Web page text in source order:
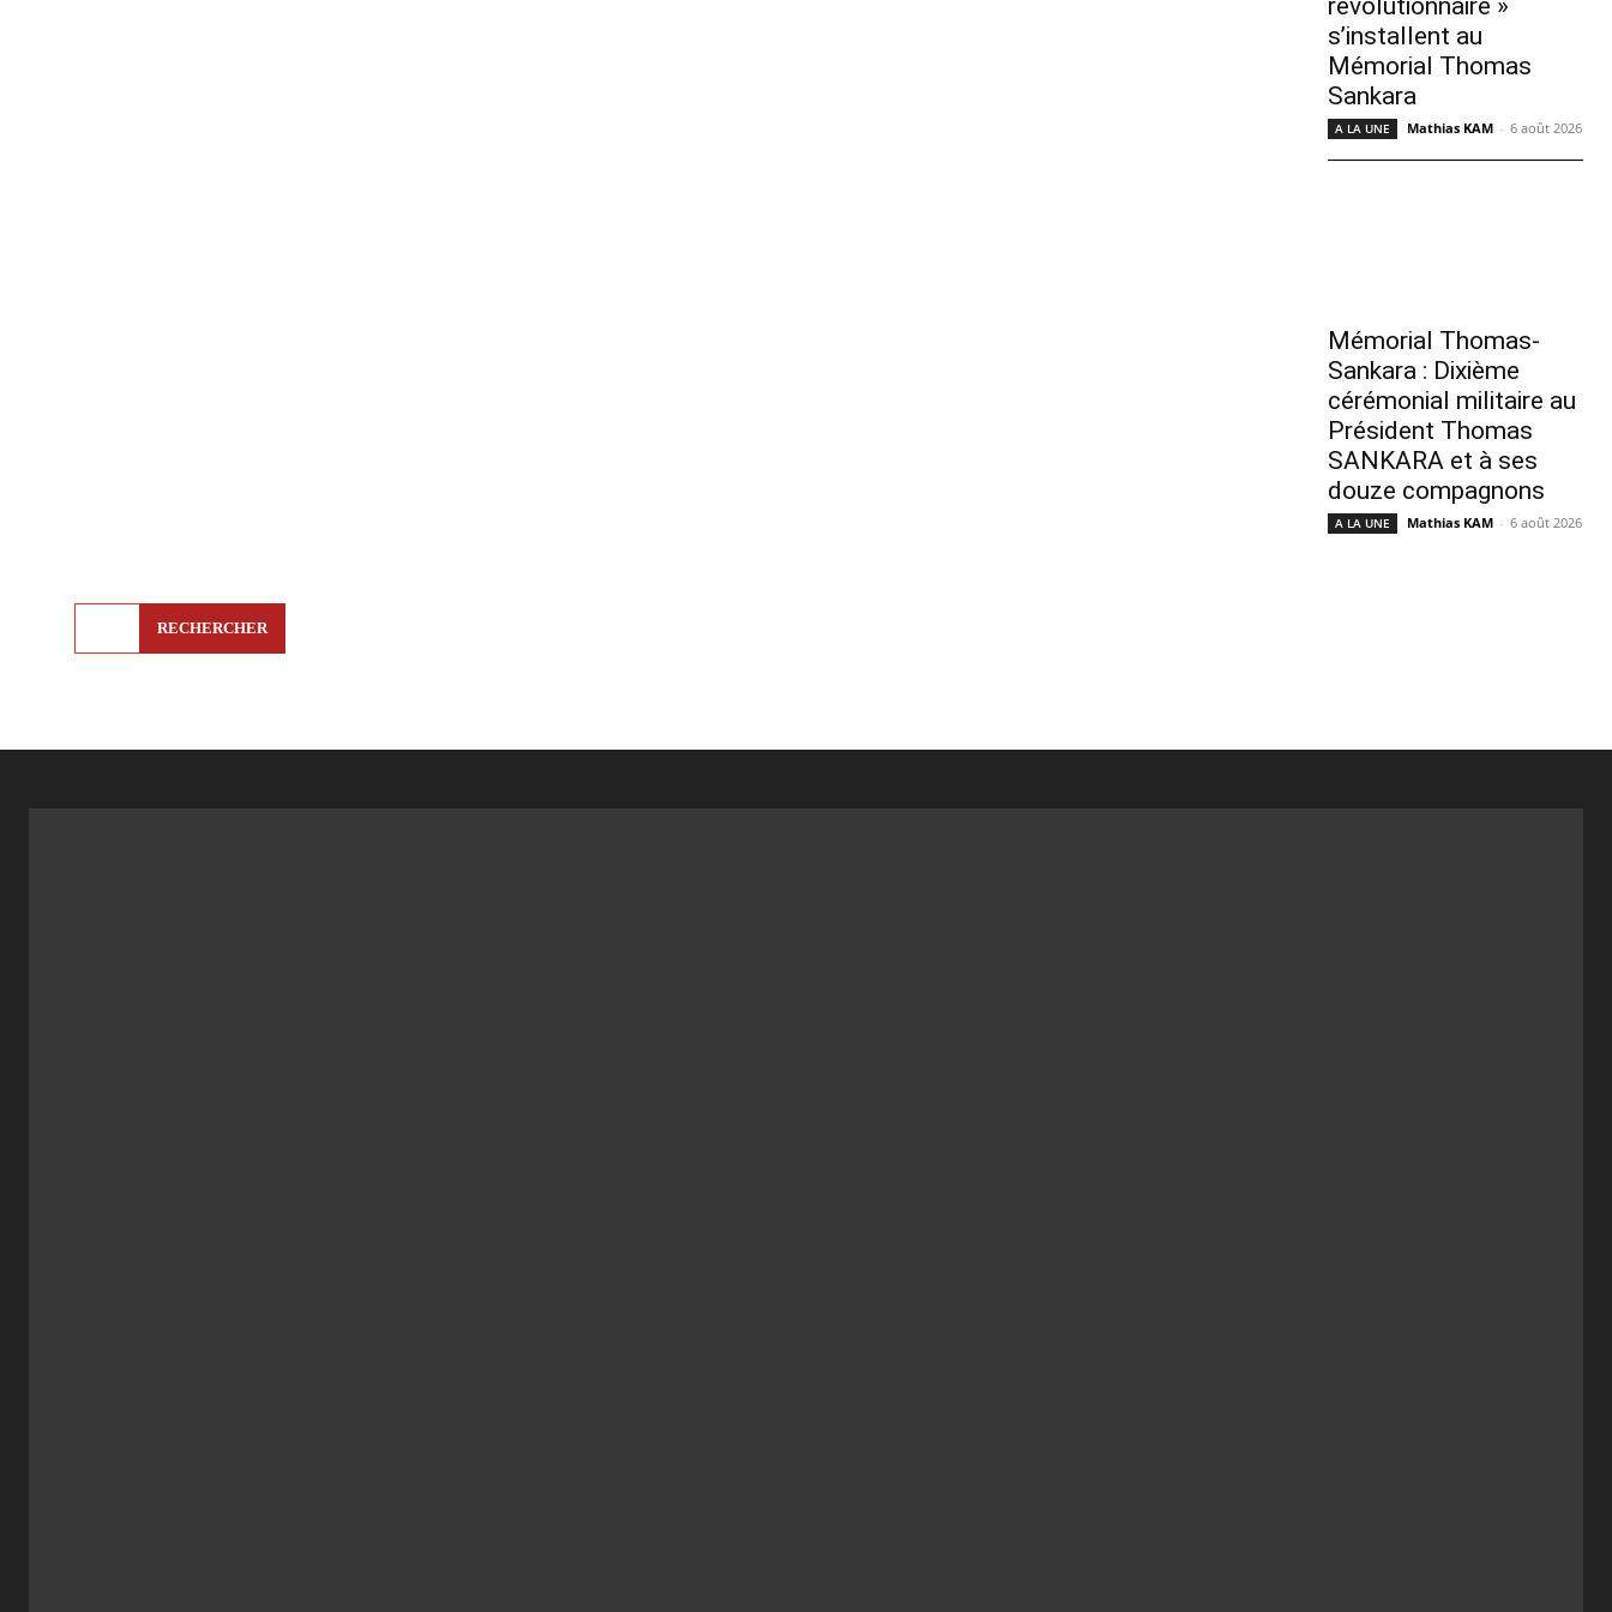
RECHERCHER
révolutionnaire »
s’installent au
Mémorial Thomas
Sankara
A LA UNE Mathias KAM - 6 août 2026
Mémorial Thomas-
Sankara : Dixième
cérémonial militaire au
Président Thomas
SANKARA et à ses
douze compagnons
A LA UNE Mathias KAM - 6 août 2026